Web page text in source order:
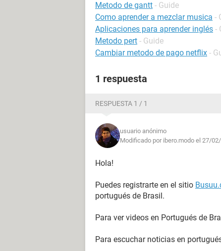
Metodo de gantt - Guide
Como aprender a mezclar musica -
Aplicaciones para aprender inglés -
Metodo pert - Guide
Cambiar metodo de pago netflix -
1 respuesta
RESPUESTA 1 / 1
usuario anónimo
Modificado por ibero.modo el 27/
Hola!
Puedes registrarte en el sitio
portugués de Brasil.
Para ver videos en Portugués de
Para escuchar noticias en